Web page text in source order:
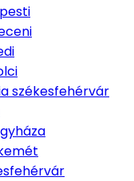
székesfehérvár